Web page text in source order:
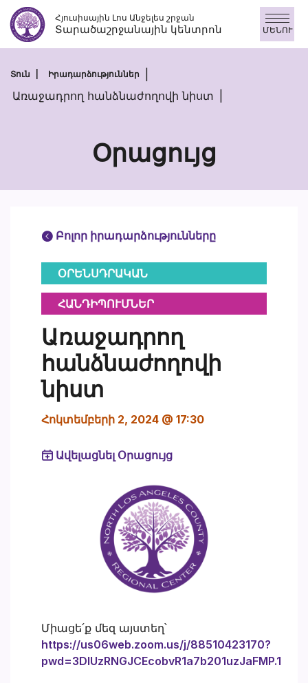
Անցնել
բովանդակությանըՀյուսիսային Լոս Անջելես շրջան
Տարածաշրջանային կենտրոն ՄԵՆՈՒ
Տուն Իրադարձություններ
Առաջադրող հանձնաժողովի նիստ
Օրացույց
Բոլոր իրադարձությունները
ՕՐԵՆՍԴՐԱԿԱՆ
ՀԱՆԴԻՊՈՒՄՆԵՐ
Առաջադրող
հանձնաժողովի
նիստ
Հոկտեմբերի 2, 2024 @ 17:30
Ավելացնել Օրացույց
Միացե՛ք մեզ այստեղ՝
https://us06web.zoom.us/j/88510423170?
pwd=3DlUzRNGJCEcobvR1a7b201uzJaFMP.1